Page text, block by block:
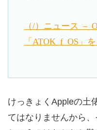
（4/6）ニュース –
「ATOK for iOS」
けっきょくAppleの土
てはなりませんから